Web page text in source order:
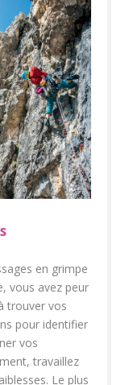
en grimpe
vous avez peur
trouver vos
pour identifier
vos
travaillez
Le plus